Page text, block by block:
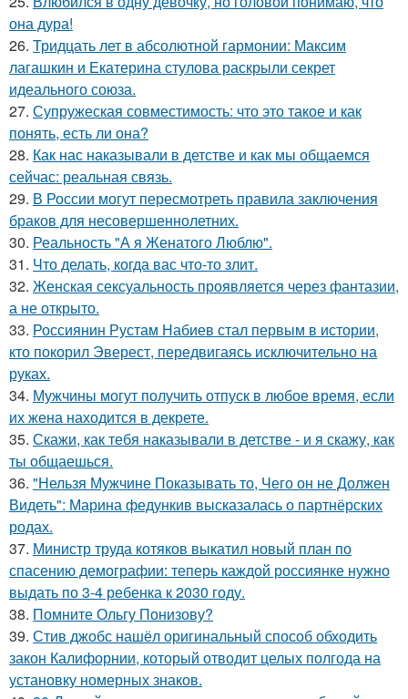
она дура!
26. Тридцать лет в абсолютной гармонии: Максим
лагашкин и Екатерина стулова раскрыли секрет
идеального союза.
27. Супружеская совместимость: что это такое и как
понять, есть ли она?
28. Как нас наказывали в детстве и как мы общаемся
сейчас: реальная связь.
29. В России могут пересмотреть правила заключения
браков для несовершеннолетних.
30. Реальность "А я Женатого Люблю".
31. Что делать, когда вас что-то злит.
32. Женская сексуальность проявляется через фантазии,
а не открыто.
33. Россиянин Рустам Набиев стал первым в истории,
кто покорил Эверест, передвигаясь исключительно на
руках.
34. Мужчины могут получить отпуск в любое время, если
их жена находится в декрете.
35. Скажи, как тебя наказывали в детстве - и я скажу, как
ты общаешься.
36. "Нельзя Мужчине Показывать то, Чего он не Должен
Видеть": Марина федункив высказалась о партнёрских
родах.
37. Министр труда котяков выкатил новый план по
спасению демографии: теперь каждой россиянке нужно
выдать по 3-4 ребенка к 2030 году.
38. Помните Ольгу Понизову?
39. Стив джобс нашёл оригинальный способ обходить
закон Калифорнии, который отводит целых полгода на
установку номерных знаков.